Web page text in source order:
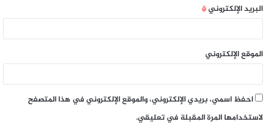
البريد الإلكتروني*
الموقع الإلكتروني
احفظ اسمي، بريدي الإلكتروني، والموقع الإلكتروني في هذا المتصفح
لاستخدامها المرة المقبلة في تعليقي.